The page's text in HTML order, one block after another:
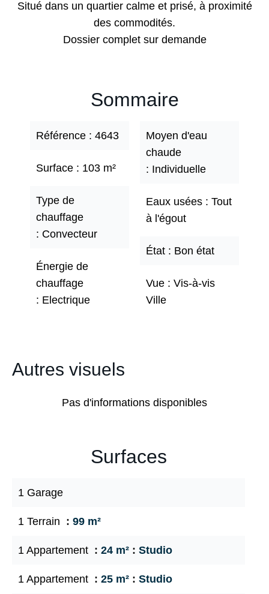
Situé dans un quartier calme et prisé, à proximité
des commodités.
Dossier complet sur demande
Sommaire
Référence 4643
Surface 103 m²
Type de
chauffage
Convecteur
Énergie de
chauffage
Electrique
Moyen d'eau
chaude
Individuelle
Eaux usées
Tout
à l'égout
État Bon état
Vue
Vis-à-vis
Ville
Autres visuels
Pas d'informations disponibles
Surfaces
1 Garage
1 Terrain 99 m²
1 Appartement 24 m² Studio
1 Appartement 25 m² Studio